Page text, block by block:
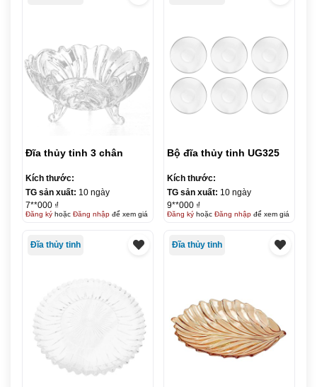
Đĩa thủy tinh 3 chân
Kích thước:
TG sản xuất: 10 ngày
7**000 ₫
Đăng kýhoặc Đăng nhậpđể xem giá
Bộ đĩa thủy tinh UG325
Kích thước:
TG sản xuất: 10 ngày
9**000 ₫
Đăng kýhoặc Đăng nhậpđể xem giá
Đĩa thủy tinh Đĩa thủy tinh